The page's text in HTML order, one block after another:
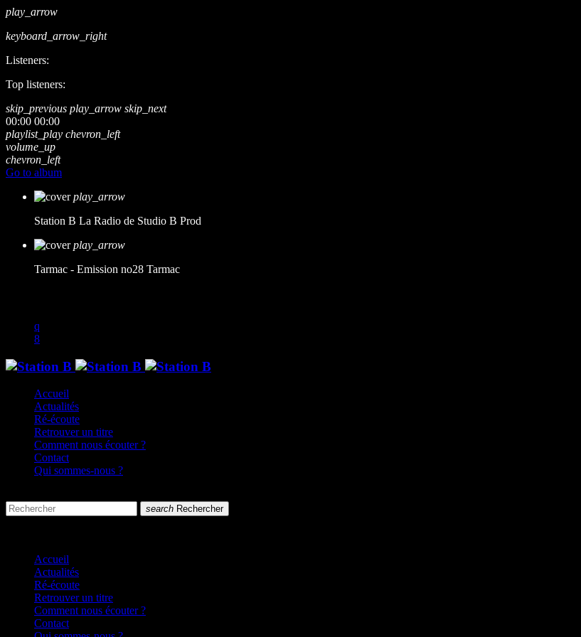
play_arrow
keyboard_arrow_right
Listeners:
Top listeners:
skip_previous play_arrow skip_next
00:00 00:00
playlist_play chevron_left
volume_up
chevron_left
Go to album
play_arrow
Station B La Radio de Studio B Prod
play_arrow
Tarmac - Emission no28 Tarmac
Accueil
Actualités
Ré-écoute
Retrouver un titre
Comment nous écouter ?
Contact
Qui sommes-nous ?
search Rechercher
Accueil
Actualités
Ré-écoute
Retrouver un titre
Comment nous écouter ?
Contact